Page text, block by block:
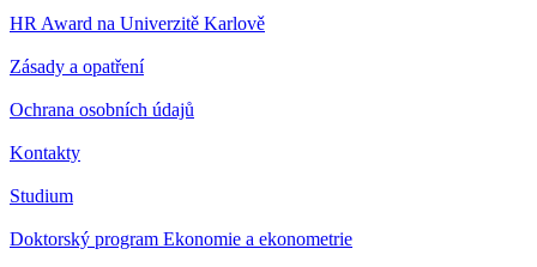
HR Award na Univerzitě Karlově
Zásady a opatření
Ochrana osobních údajů
Kontakty
Studium
Doktorský program Ekonomie a ekonometrie